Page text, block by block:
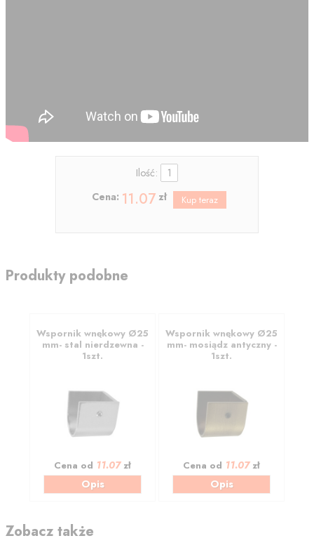
Ilość:
Cena: 11.07zł
Produkty podobne
Wspornik wnękowy Ø25
mm- stal nierdzewna -
1szt.
Cena od 11.07zł
Opis
Wspornik wnękowy Ø25
mm- mosiądz antyczny -
1szt.
Cena od 11.07zł
Opis
Zobacz także